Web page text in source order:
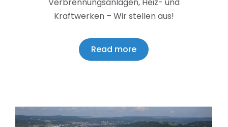
Verbrennungsanlagen, Heiz- und
Kraftwerken – Wir stellen aus!
Read more